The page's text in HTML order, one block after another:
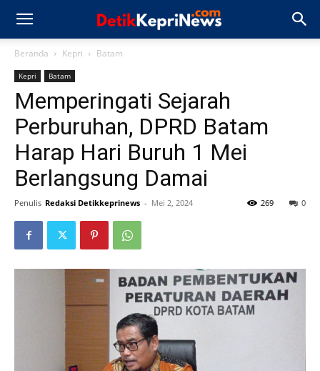
Beranda Kepri Batam
Kepri Batam
Memperingati Sejarah
Perburuhan, DPRD Batam
Harap Hari Buruh 1 Mei
Berlangsung Damai
Penulis Redaksi Detikkeprinews - Mei 2, 2024 0
269